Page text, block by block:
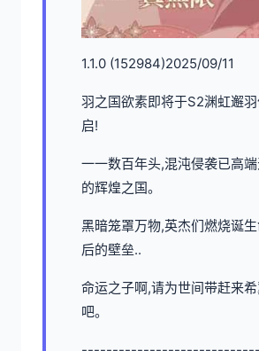
1.1.0 (152984)2025/09/11
羽之国欲素即将于S2渊虹邂
启!
一一数百年头,混沌侵袭已高
的辉煌之国。
黑暗笼罩万物,英杰们燃烧诞
后的壁垒..
命运之子啊,请为世间带赶来
吧。